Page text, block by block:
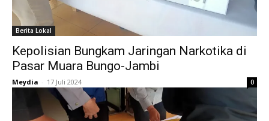
Berita Lokal
Kepolisian Bungkam Jaringan Narkotika di
Pasar Muara Bungo-Jambi
Meydia - 17 Juli 2024 0